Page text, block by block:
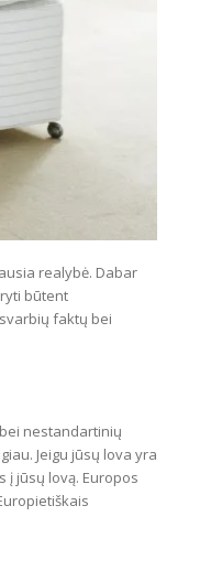
realybė. Dabar
būtent
faktų bei
nestandartinių
Jeigu jūsų lova yra
į jūsų lovą. Europos